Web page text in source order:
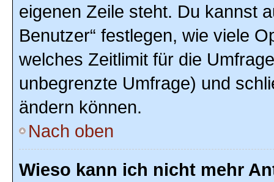
eigenen Zeile steht. Du kannst
Benutzer“ festlegen, wie viele
welches Zeitlimit für die
unbegrenzte Umfrage) und
ändern können.
Nach oben
Wieso kann ich nicht mehr